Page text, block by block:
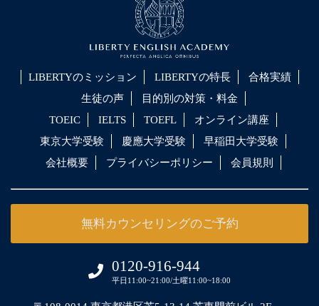
LIBERTYのミッション LIBERTYの特長
合格実績
生徒の声
目的別の対策・料金
TOEIC
IELTS TOEFL
オンライン講座
東京大学受験
慶應大学受験
早稲田大学受験
会社概要
プライバシーポリシー 会員規則
無料カウンセリングのご予約
0120-916-944
平日11:00~21:00/土曜11:00~18:00